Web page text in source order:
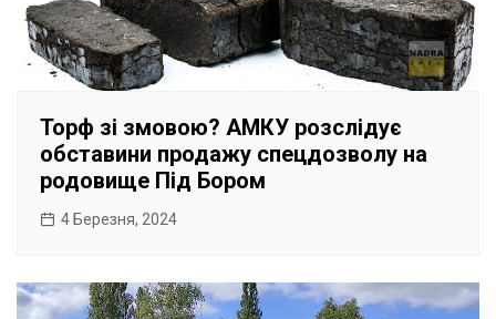
Торф зі змовою? АМКУ розслідує
обставини продажу спецдозволу на
родовище Під Бором
4 Березня, 2024